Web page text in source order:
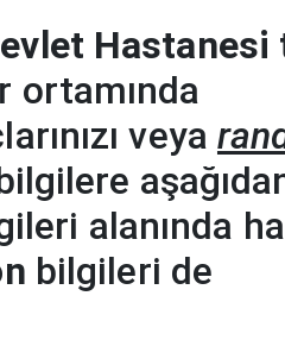
Hastanesi
ortamında
veya
alanında
bilgileri de